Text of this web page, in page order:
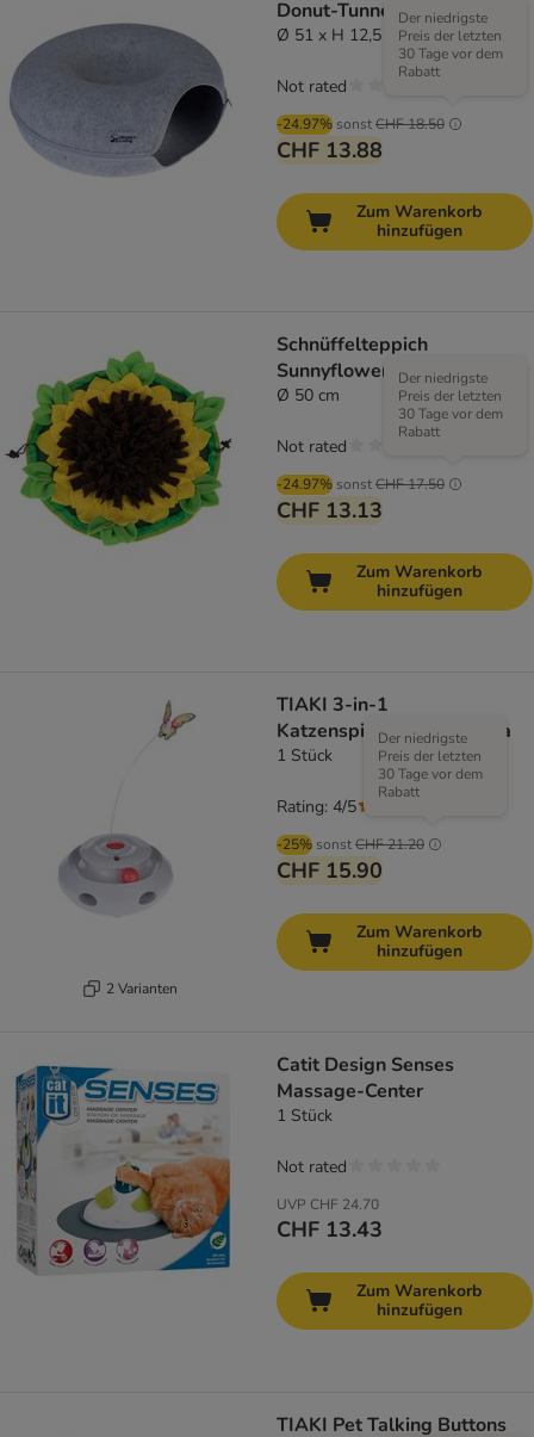
Donut-Tunnel
Ø 51 x H 12,5 cm
-24.97% sonstCHF 18.50
Der niedrigste
Preis der letzten
30 Tage vor dem
Rabatt
CHF 13.88
Not rated
Zum Warenkorb
hinzufügen
Schnüffelteppich
Sunnyflower
Ø 50 cm
-24.97% sonstCHF 17.50
Der niedrigste
Preis der letzten
30 Tage vor dem
Rabatt
CHF 13.13
Not rated
Zum Warenkorb
hinzufügen
2 Varianten
TIAKI 3-in-1
Katzenspielzeug Mariposa
1 Stück
-25% sonstCHF 21.20
Der niedrigste
Preis der letzten
30 Tage vor dem
Rabatt
CHF 15.90
Rating: 4/5
Zum Warenkorb
hinzufügen
Catit Design Senses
Massage-Center
1 Stück
UVP CHF 24.70
CHF 13.43
Not rated
Zum Warenkorb
hinzufügen
TIAKI Pet Talking Buttons